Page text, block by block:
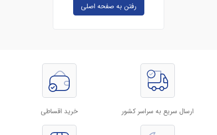
رفتن به صفحه‌ اصلی
ارسال سریع به سراسر کشور خرید اقساطی